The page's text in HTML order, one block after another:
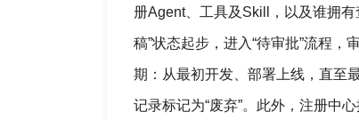
册Agent、工具及Skill，以及谁拥
稿”状态起步，进入“待审批”流程
期：从最初开发、部署上线，直至
记录标记为“废弃”。此外，注册中